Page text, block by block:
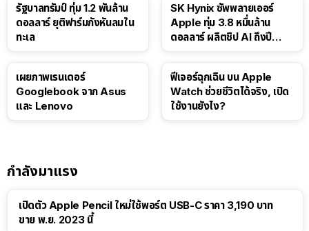
รัฐบาลทรัมป์ ทุ่ม 1.2 พันล้าน
ดอลลาร์ ยุติฟาร์มกังหันลมใน
ทะเล
SK Hynix ซัพพลายเออร์
Apple ทุ่ม 3.8 หมื่นล้าน
ดอลลาร์ ผลิตชิป AI ถึงปี
เผยภาพเรนเดอร์
Googlebook จาก Asus
และ Lenovo
ฟีเจอร์ฉุกเฉิน บน Apple
Watch ช่วยชีวิตได้จริง, เปิด
ใช้งานยังไง?
กำลังมาแรง
เปิดตัว Apple Pencil ใหม่ใช้พอร์ต USB-C ราคา 3,190 บาท
ขาย พ.ย. 2023 นี้